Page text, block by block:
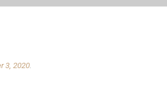
3, 2020